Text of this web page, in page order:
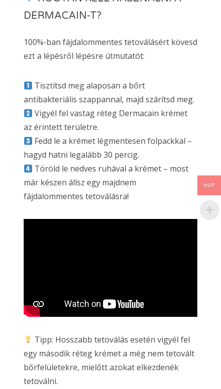
DERMACAIN-T?
100%-ban fájdalommentes tetoválásért kövesd
ezt a lépésről lépésre útmutatót:
Tisztítsd meg alaposan a bőrt
antibakteriális szappannal, majd szárítsd meg.
Vigyél fel vastag réteg Dermacain krémet
az érintett területre.
Fedd le a krémet légmentesen folpackkal –
hagyd hatni legalább 30 percig.
Töröld le nedves ruhával a krémet – most
már készen állsz egy majdnem
fájdalommentes tetoválásra!
Tipp: Hosszabb tetoválás esetén vigyél fel
egy második réteg krémet a még nem tetovált
bőrfelületekre, mielőtt azokat elkezdenék
tetoválni.
HUF